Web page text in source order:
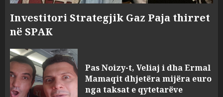
Investitori Strategjik Gaz Paja thirret
në SPAK
Pas Noizy-t, Veliaj i dha Ermal
Mamaqit dhjetëra mijëra euro
nga taksat e qytetarëve